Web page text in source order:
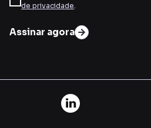
de privacidade
Assinar agora